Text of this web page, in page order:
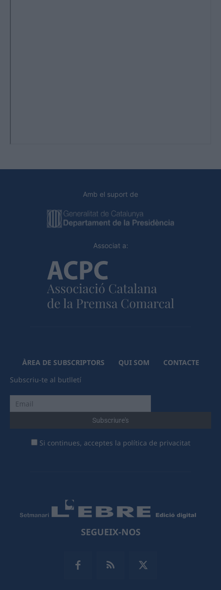
Amb el suport de
Associat a:
ÀREA DE SUBSCRIPTORS QUI SOM
CONTACTE
Subscriu-te al butlletí
Si continues, acceptes la política de privacitat
SEGUEIX-NOS